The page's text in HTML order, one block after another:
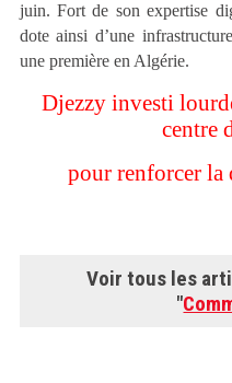
juin. Fort de son expertise
dote ainsi d’une
une première en Algérie.
Djezzy investi
centre
pour renforcer la
Voir tous les
"